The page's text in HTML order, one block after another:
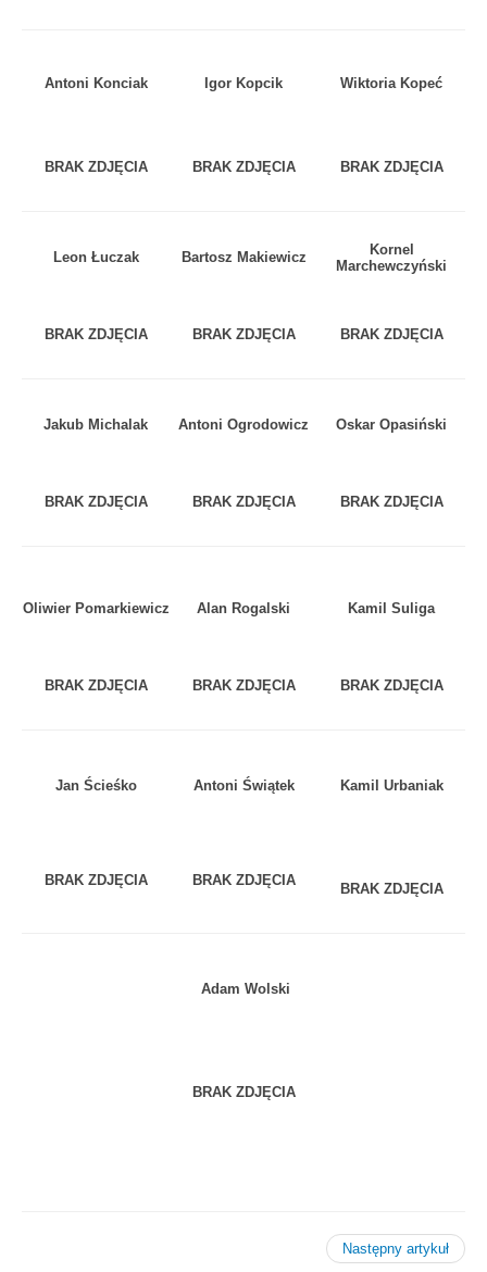
Antoni Konciak Igor Kopcik Wiktoria Kopeć
BRAK ZDJĘCIA BRAK ZDJĘCIA BRAK ZDJĘCIA
Leon Łuczak Bartosz Makiewicz
Kornel
Marchewczyński
BRAK ZDJĘCIA BRAK ZDJĘCIA BRAK ZDJĘCIA
Jakub Michalak Antoni Ogrodowicz Oskar Opasiński
BRAK ZDJĘCIA BRAK ZDJĘCIA BRAK ZDJĘCIA
Oliwier Pomarkiewicz Alan Rogalski Kamil Suliga
BRAK ZDJĘCIA BRAK ZDJĘCIA BRAK ZDJĘCIA
Jan Ścieśko Antoni Świątek Kamil Urbaniak
BRAK ZDJĘCIA BRAK ZDJĘCIA
BRAK ZDJĘCIA
Adam Wolski
BRAK ZDJĘCIA
Następny artykuł